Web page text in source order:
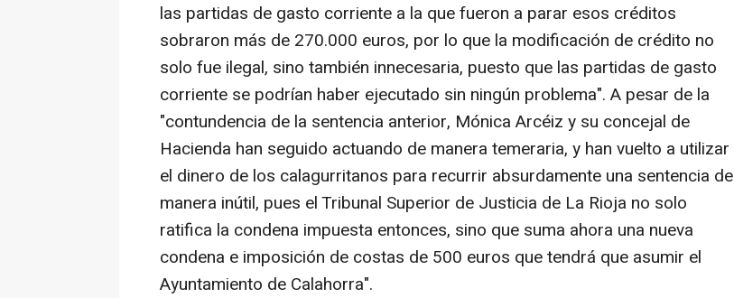
las partidas de gasto corriente a la que fueron a parar esos créditos
sobraron más de 270.000 euros, por lo que la modificación de crédito no
solo fue ilegal, sino también innecesaria, puesto que las partidas de gasto
corriente se podrían haber ejecutado sin ningún problema". A pesar de la
"contundencia de la sentencia anterior, Mónica Arcéiz y su concejal de
Hacienda han seguido actuando de manera temeraria, y han vuelto a utilizar
el dinero de los calagurritanos para recurrir absurdamente una sentencia de
manera inútil, pues el Tribunal Superior de Justicia de La Rioja no solo
ratifica la condena impuesta entonces, sino que suma ahora una nueva
condena e imposición de costas de 500 euros que tendrá que asumir el
Ayuntamiento de Calahorra".